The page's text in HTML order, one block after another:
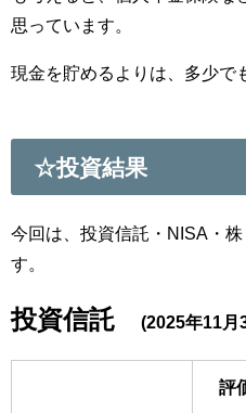
思っています。
現金を貯めるよりは、多少で
☆投資結果
今回は、投資信託・NISA・
す。
投資信託 (2025年11月
評